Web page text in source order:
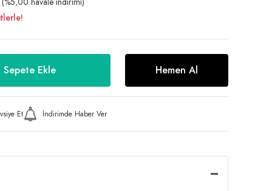
Sepete Ekle Hemen Al
Et İndirimde Haber Ver